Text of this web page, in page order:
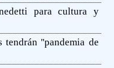
para cultura y
''pandemia de